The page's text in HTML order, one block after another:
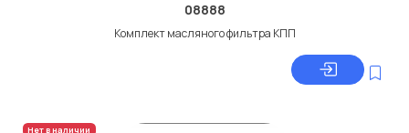
08888
Комплект масляного фильтра КПП
Нет в наличии